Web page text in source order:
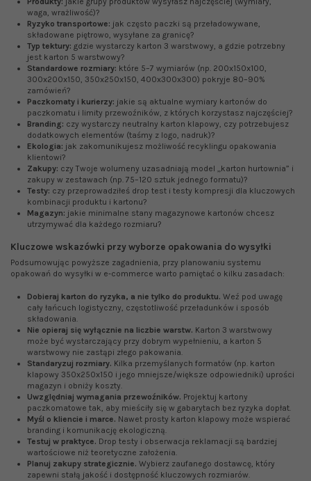
waga, wrażliwość)?
Ryzyko transportowe: jak często paczki są przeładowywane,
składowane piętrowo, wysyłane za granicę?
Typ tektury: gdzie wystarczy karton 3 warstwowy, a gdzie potrzebny
jest karton 5 warstwowy?
Standardowe rozmiary: które 5–7 wymiarów (np. 200x150x100,
300x200x150, 350x250x150, 400x300x300) pokryje 80–90%
zamówień?
Paczkomaty i kurierzy: jakie są aktualne wymiary kartonów do
paczkomatu i limity przewoźników, z których korzystasz najczęściej?
Branding: czy wystarczy neutralny karton klapowy, czy potrzebujesz
dodatkowych elementów (taśmy z logo, nadruk)?
Ekologia: jak zakomunikujesz możliwość recyklingu opakowania
klientowi?
Zakupy: czy Twoje wolumeny uzasadniają model „karton hurtownia” i
zakupy w zestawach (np. 75–120 sztuk jednego formatu)?
Testy: czy przeprowadziłeś drop test i testy kompresji dla kluczowych
kombinacji produktu i kartonu?
Magazyn: jakie minimalne stany magazynowe kartonów chcesz
utrzymywać dla każdego rozmiaru?
Kluczowe wskazówki przy wyborze opakowania do wysyłki
Podsumowując powyższe zagadnienia, przy planowaniu systemu
opakowań do wysyłki w e‑commerce warto pamiętać o kilku zasadach:
Dobieraj karton do ryzyka, a nie tylko do produktu. Weź pod uwagę
cały łańcuch logistyczny, częstotliwość przeładunków i sposób
składowania.
Nie opieraj się wyłącznie na liczbie warstw. Karton 3 warstwowy
może być wystarczający przy dobrym wypełnieniu, a karton 5
warstwowy nie zastąpi złego pakowania.
Standaryzuj rozmiary. Kilka przemyślanych formatów (np. karton
klapowy 350x250x150 i jego mniejsze/większe odpowiedniki) uprości
magazyn i obniży koszty.
Uwzględniaj wymagania przewoźników. Projektuj kartony
paczkomatowe tak, aby mieściły się w gabarytach bez ryzyka dopłat.
Myśl o kliencie i marce. Nawet prosty karton klapowy może wspierać
branding i komunikację ekologiczną.
Testuj w praktyce. Drop testy i obserwacja reklamacji są bardziej
wartościowe niż teoretyczne założenia.
Planuj zakupy strategicznie. Wybierz zaufanego dostawcę, który
zapewni stałą jakość i dostępność kluczowych rozmiarów.